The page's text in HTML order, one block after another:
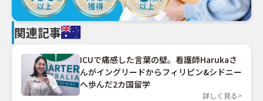
関連記事
ICUで痛感した言葉の壁。看護師Harukaさ
んがイングリードからフィリピン&シドニー
へ歩んだ2カ国留学
詳しく見る